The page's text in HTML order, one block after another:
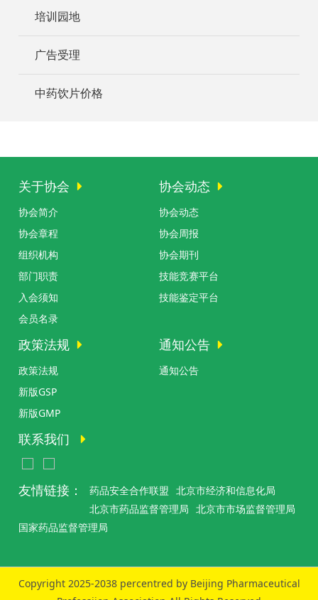
培训园地
广告受理
中药饮片价格
关于协会
协会简介
协会章程
组织机构
部门职责
入会须知
会员名录
协会动态
协会动态
协会周报
协会期刊
技能竞赛平台
技能鉴定平台
政策法规
政策法规
新版GSP
新版GMP
通知公告
通知公告
联系我们
友情链接： 药品安全合作联盟 北京市经济和信息化局
北京市药品监督管理局 北京市市场监督管理局
国家药品监督管理局
Copyright 2025-2038 percentred by Beijing Pharmaceutical